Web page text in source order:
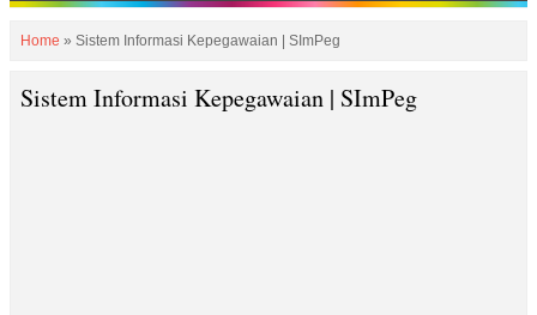
Home » Sistem Informasi Kepegawaian | SImPeg
Sistem Informasi Kepegawaian | SImPeg